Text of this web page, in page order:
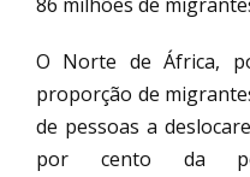
O Norte de África,
proporção de
de pessoas a
por cento da